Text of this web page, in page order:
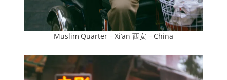
Muslim Quarter – Xi’an 西安 – China